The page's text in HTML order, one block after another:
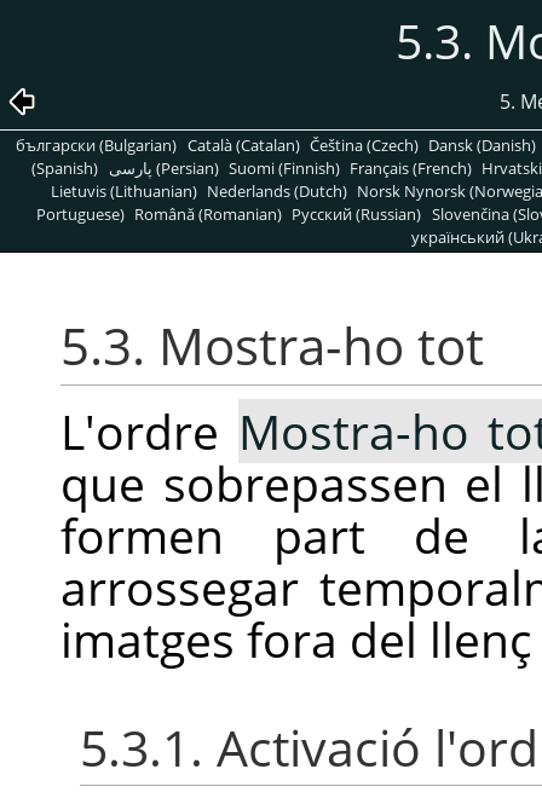
5.3.
5.
български (Bulgarian) Català (Catalan) Čeština (Czech) Dansk (Danish)
(Spanish)
پارسی (Persian) Suomi (Finnish) Français (French)
Lietuvis (Lithuanian) Nederlands (Dutch) Norsk Nynorsk
Portuguese) Română (Romanian) Pусский (Russian) Slovenčina
український
5.3. Mostra-ho tot
L'ordre Mostra-ho
que sobrepassen el
formen part de
arrossegar
imatges fora del
5.3.1. Activació